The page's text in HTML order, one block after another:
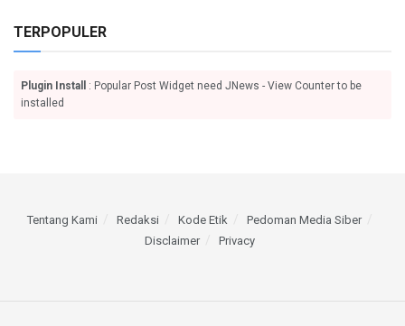
TERPOPULER
Plugin Install
: Popular Post Widget need JNews - View Counter to be
installed
Tentang Kami Redaksi Kode Etik
Pedoman Media Siber
Disclaimer
Privacy